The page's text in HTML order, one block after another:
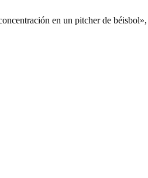
en un pitcher de béisbol»,